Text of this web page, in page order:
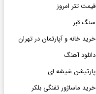
قیمت تتر امروز
سنگ قبر
خرید خانه و آپارتمان در تهران
دانلود آهنگ
پارتیشن شیشه ای
خرید ماساژور تفنگی بلکر